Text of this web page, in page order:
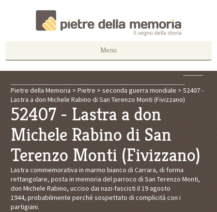
Menu
Pietre della Memoria >Pietre >seconda guerra mondiale >52407 -
Lastra a don Michele Rabino di San Terenzo Monti (Fivizzano)
52407 - Lastra a don
Michele Rabino di San
Terenzo Monti (Fivizzano)
Lastra commemorativa in marmo bianco di Carrara, di forma
rettangolare, posta in memoria del parroco di San Terenzo Monti,
don Michele Rabino, ucciso dai nazi-fascisti il 19 agosto
1944, probabilmente perché sospettato di complicità con i
partigiani.